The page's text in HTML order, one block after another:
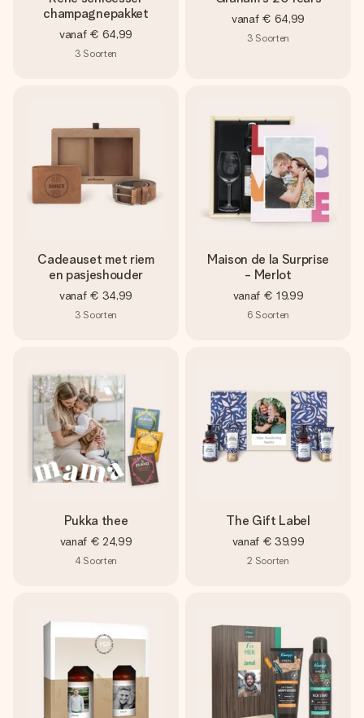
champagnepakket
vanaf € 64,99
3 Soorten
vanaf € 64,99
3 Soorten
Cadeauset met riem
en pasjeshouder
vanaf € 34,99
3 Soorten
Maison de la Surprise
- Merlot
vanaf € 19,99
6 Soorten
Pukka thee
vanaf € 24,99
4 Soorten
The Gift Label
vanaf € 39,99
2 Soorten